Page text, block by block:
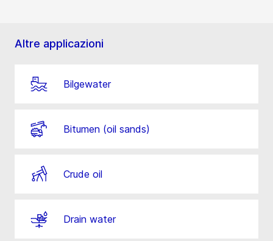
Altre applicazioni
Bilgewater
Bitumen (oil sands)
Crude oil
Drain water